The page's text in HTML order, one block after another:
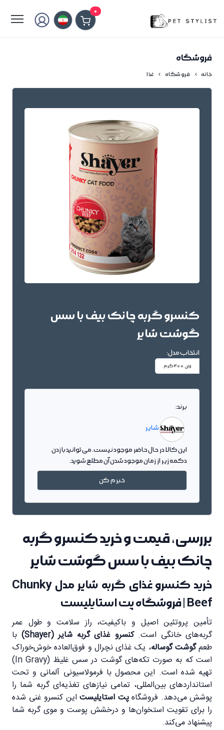
0
فروشگاه
خانه فروشگاه غذا
کنسرو گربه چانک بیف با سس
گوشت شایر
انتخاب مدل:
وزن 400گرم
برند:
شایر
این کالا در حال حاضر موجود نیست. می توانید با زدن
دکمه زیر از زمان موجود شدن آن مطلع شوید.
خبرم کن
بررسی، قیمت و خرید کنسرو گربه
چانک بیف با سس گوشت شایر
خرید کنسرو غذای گربه شایر مدل Chunky
Beef | فروشگاه پت استایلیست
تأمین پروتئین اصیل و باکیفیت، راز سلامت و طول عمر
گربه‌های خانگی است.کنسرو غذای گربه شایر (Shayer)
با
طعمگوشت گوساله، یک غذای نچرال و فوق‌العاده خوش‌خوراک
است که به صورت تکه‌های گوشت در سس غلیظ (In Gravy)
تهیه شده است. این محصول با فرمولاسیونی آلمانی و تحت
استانداردهای بین‌المللی، تمامی نیازهای تغذیه‌ای گربه شما را
پوشش می‌دهد. فروشگاهپت استایلیست این کنسرو غنی شده
را برای تقویت استخوان‌ها و درخشش پوست و موی گربه شما
پیشنهاد می‌کند.